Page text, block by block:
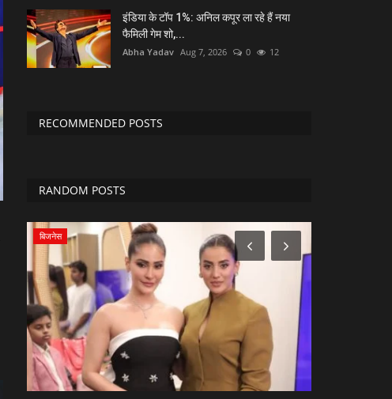
इंडिया के टॉप 1%: अनिल कपूर ला रहे हैं नया
फैमिली गेम शो,...
Abha Yadav Aug 7, 2026 0 12
RECOMMENDED POSTS
RANDOM POSTS
राजनीति